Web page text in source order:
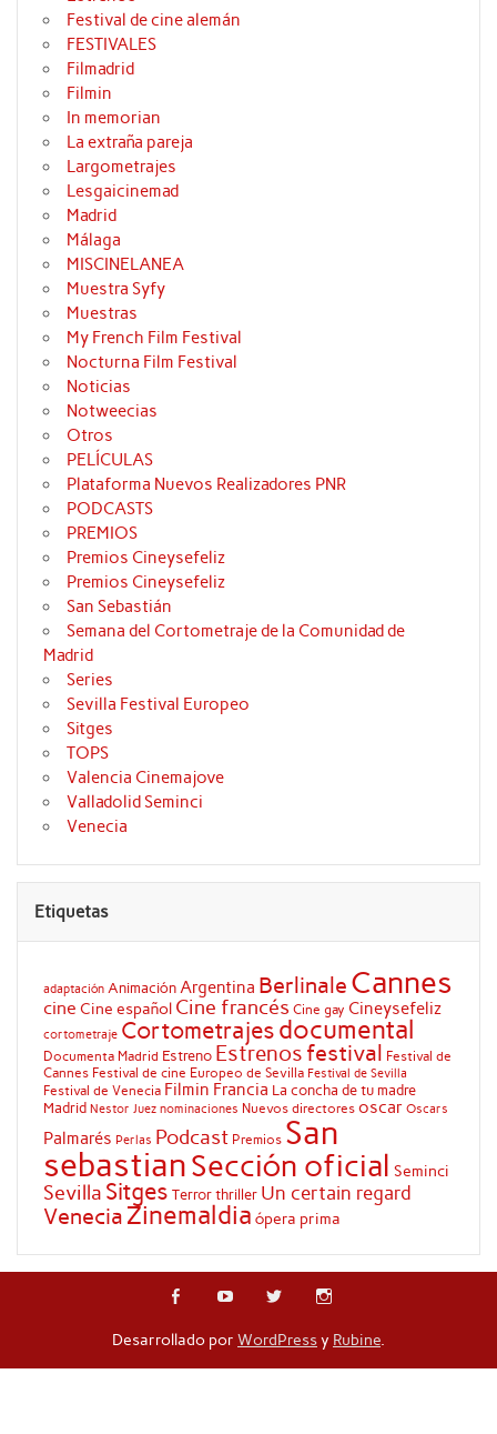
Festival de cine alemán
FESTIVALES
Filmadrid
Filmin
In memorian
La extraña pareja
Largometrajes
Lesgaicinemad
Madrid
Málaga
MISCINELANEA
Muestra Syfy
Muestras
My French Film Festival
Nocturna Film Festival
Noticias
Notweecias
Otros
PELÍCULAS
Plataforma Nuevos Realizadores PNR
PODCASTS
PREMIOS
Premios Cineysefeliz
Premios Cineysefeliz
San Sebastián
Semana del Cortometraje de la Comunidad de
Madrid
Series
Sevilla Festival Europeo
Sitges
TOPS
Valencia Cinemajove
Valladolid Seminci
Venecia
Etiquetas
adaptación AnimaciónArgentina Berlinale Cannes
cine Cine español Cine francés Cine gay Cineysefeliz
cortometraje Cortometrajes documental
Documenta Madrid Estreno Estrenos festival Festival de
Cannes Festival de cine Europeo de Sevilla Festival de Sevilla
Festival de Venecia Filmin Francia La concha de tu madre
Madrid Nestor Juez nominaciones Nuevos directores oscar Oscars
Palmarés Perlas Podcast Premios San
sebastianSección oficial Seminci
Sevilla Sitges Terrorthriller Un certain regard
Venecia Zinemaldia ópera prima
Desarrollado por WordPressy Rubine